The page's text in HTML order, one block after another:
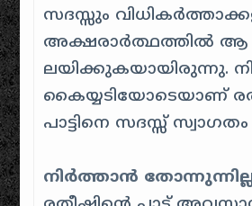
സദസ്സും
അക്ഷരാര്‍ത്ഥത്തില്‍ ആ
ലയിക്കുകയായിരുന്നു.
കൈയ്യടിയോടെയാണ്
പാട്ടിനെ സദസ്സ്
നിര്‍ത്താന്‍